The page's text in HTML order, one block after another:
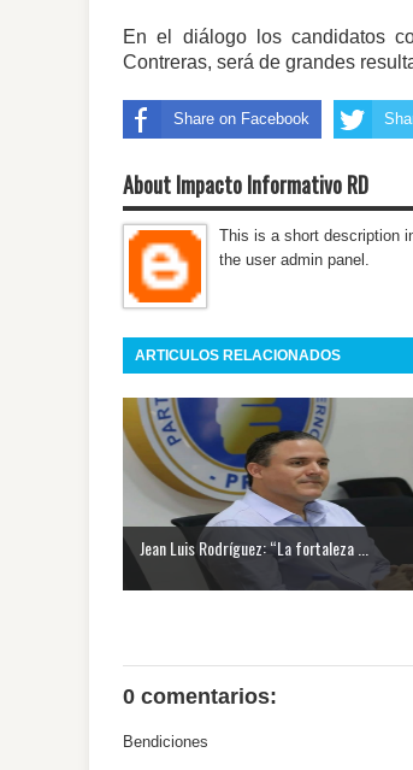
En el diálogo los candidatos
Contreras, será de grandes
Share on Facebook
About Impacto Informativo RD
This is a short description
the user admin panel.
ARTICULOS RELACIONADOS
Jean Luis Rodríguez: “La fortaleza ...
0 comentarios:
Bendiciones